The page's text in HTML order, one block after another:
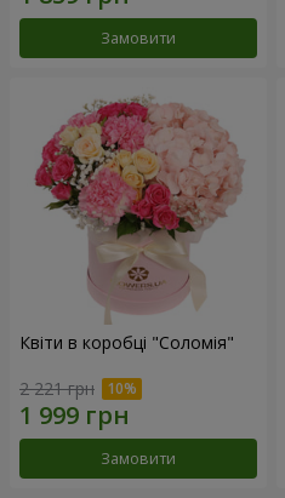
Замовити
Квіти в коробці "Соломія"
2 221 грн
Замовити